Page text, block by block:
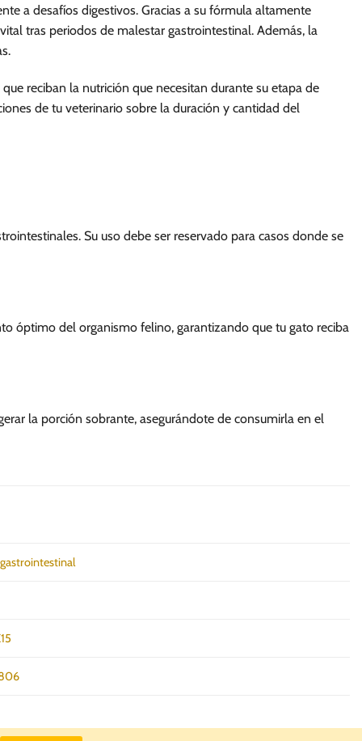
a desafíos digestivos. Gracias a su fórmula altamente
tras periodos de malestar gastrointestinal. Además, la
reciban la nutrición que necesitan durante su etapa de
de tu veterinario sobre la duración y cantidad del
Su uso debe ser reservado para casos donde se
óptimo del organismo felino, garantizando que tu gato reciba
la porción sobrante, asegurándote de consumirla en el